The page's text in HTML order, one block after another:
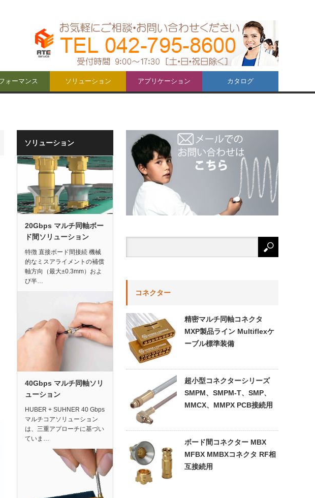
ォーマンス ソリューション アプリケーション カタログ
ソリューション
20Gbps マルチ同軸ボー
ド間ソリューション
特徴 直接ボード間接続 機械
的なミスアライメントの補償
軸方向（最大±0.3mm）およ
び半…
40Gbps マルチ同軸ソリ
ューション
HUBER + SUHNER 40 Gbps
マルチコアソリューション
は、三重アプローチに基づい
ていま…
コネクター
精密マルチ同軸コネクタ
MXP製品ライン Multiflexケ
ーブル標準装備
超小型コネクターシリーズ
SMPM、SMPM-T、SMP、
MMCX、MMPX PCB接続用
ボード間コネクター MBX
MFBX MMBXコネクタ RF相
互接続用